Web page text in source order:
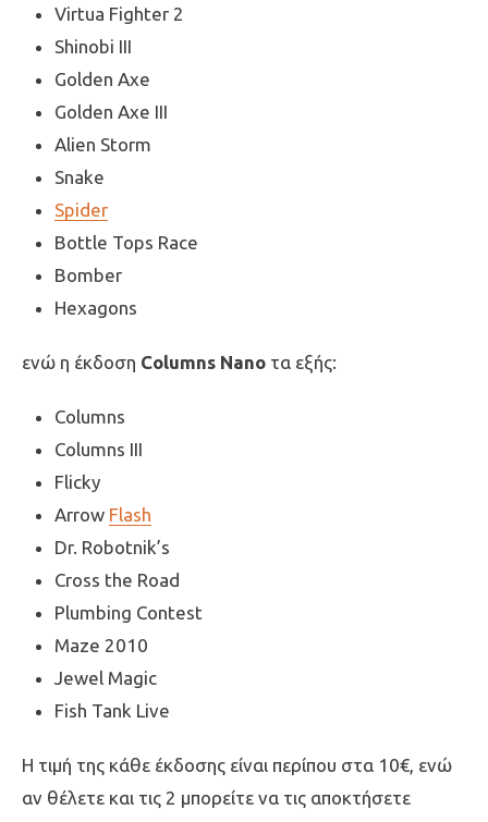
Virtua Fighter 2
Shinobi III
Golden Axe
Golden Axe III
Alien Storm
Snake
Spider
Bottle Tops Race
Bomber
Hexagons
ενώ η έκδοση Columns Nano τα εξής:
Columns
Columns III
Flicky
Arrow Flash
Dr. Robotnik’s
Cross the Road
Plumbing Contest
Maze 2010
Jewel Magic
Fish Tank Live
Η τιμή της κάθε έκδοσης είναι περίπου στα 10€, ενώ
αν θέλετε και τις 2 μπορείτε να τις αποκτήσετε